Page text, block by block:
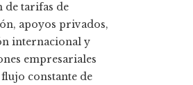
de tarifas de
apoyos privados,
internacional y
empresariales
flujo constante de